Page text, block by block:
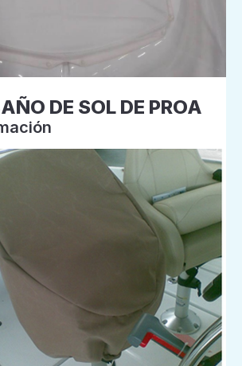
DE SOL DE PROA